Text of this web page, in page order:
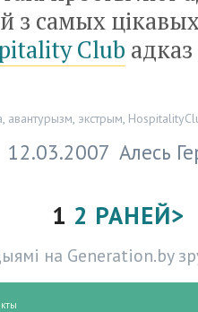
з самых
Сlub
, авантурызм, экстрым,
12.03.2007 Алесь
1 2 РАНЕЙ>
на Generation.by